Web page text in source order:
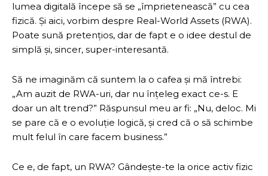
lumea digitală începe să se „împrietenească” cu cea
fizică. Și aici, vorbim despre Real-World Assets (RWA).
Poate sună pretențios, dar de fapt e o idee destul de
simplă și, sincer, super-interesantă.
Să ne imaginăm că suntem la o cafea și mă întrebi:
„Am auzit de RWA-uri, dar nu înțeleg exact ce-s. E
doar un alt trend?” Răspunsul meu ar fi: „Nu, deloc. Mi
se pare că e o evoluție logică, și cred că o să schimbe
mult felul în care facem business.”
Ce e, de fapt, un RWA? Gândește-te la orice activ fizic